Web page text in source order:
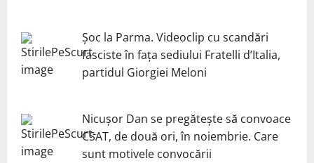
Șoc la Parma. Videoclip cu scandări
fasciste în fața sediului Fratelli d’Italia,
partidul Giorgiei Meloni
Nicuşor Dan se pregăteşte să convoace
CSAT, de două ori, în noiembrie. Care
sunt motivele convocării